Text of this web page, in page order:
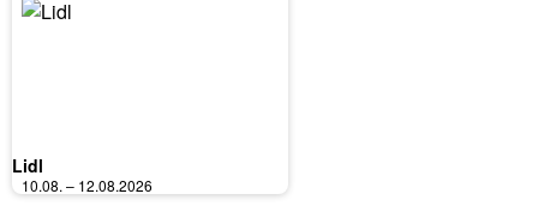
Lidl
10.08. – 12.08.2026